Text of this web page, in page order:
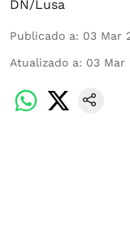
DN/Lusa
Publicado a: 03 Mar
Atualizado a: 03 Mar